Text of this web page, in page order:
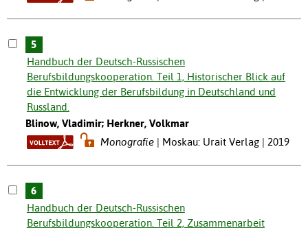
5
Handbuch der Deutsch-Russischen
Berufsbildungskooperation. Teil 1, Historischer Blick auf
die Entwicklung der Berufsbildung in Deutschland und
Russland.
Blinow, Vladimir; Herkner, Volkmar
Monografie
Moskau: Urait Verlag | 2019
6
Handbuch der Deutsch-Russischen
Berufsbildungskooperation. Teil 2, Zusammenarbeit